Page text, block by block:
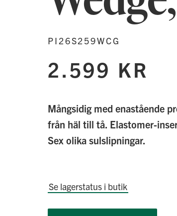
PI26S259WCG
2.599 KR
Mångsidig med enastående
från häl till tå. Elastomer-
Sex olika sulslipningar.
Se lagerstatus i butik